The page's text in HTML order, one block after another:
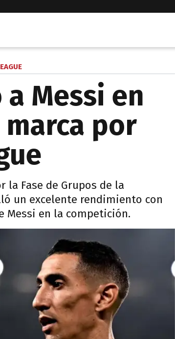
Messi en
por
la Fase de Grupos de la
un excelente rendimiento con
Messi en la competición.